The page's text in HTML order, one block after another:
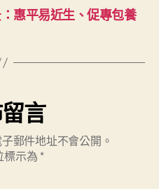
惠平易近生、促專包養
言
郵件地址不會公開。
標示為 *